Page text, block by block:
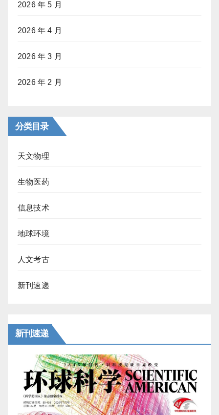
2026 年 5 月
2026 年 4 月
2026 年 3 月
2026 年 2 月
分类目录
天文物理
生物医药
信息技术
地球环境
人文考古
新刊速递
新刊速递